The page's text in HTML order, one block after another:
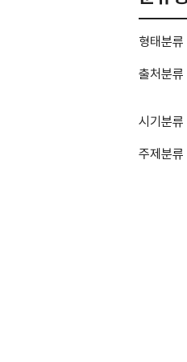
형태분류
출처분류
시기분류
주제분류